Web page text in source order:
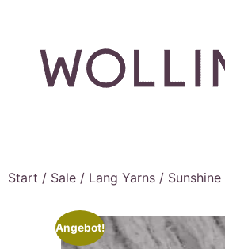
Start / Sale / Lang Yarns / Sunshine
Angebot!